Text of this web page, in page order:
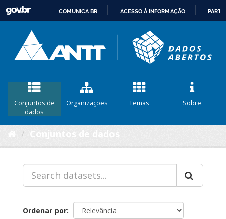
CONTEÚDO
COMUNICA BR ACESSO À INFORMAÇÃO
Conjuntos de
dados
Organizações Temas Sobre
Ordenar por